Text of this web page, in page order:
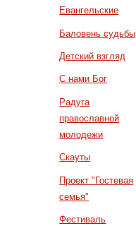
Евангельские
Баловень судьбы
Детский взгляд
С нами Бог
Радуга
православной
молодежи
Скауты
Проект "Гостевая
семья"
Фестиваль